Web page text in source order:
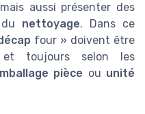
aussi présenter des
nettoyage. Dans ce
four » doivent être
et toujours selon les
pièce ou unité